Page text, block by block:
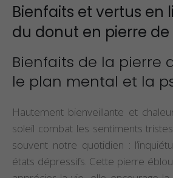
Bienfaits et vertus en
du donut en pierre de
Bienfaits de la pierre
le plan mental et la
Hautement bienveillante et
soleil combat les sentiments
souvent notre quotidien :
états dépressifs. Cette pierre